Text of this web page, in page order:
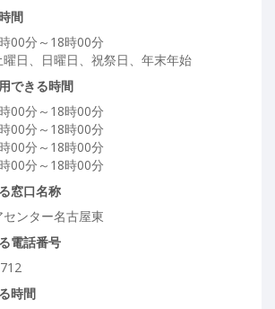
間
00分～18時00分
曜日、日曜日、祝祭日、年末年始
できる時間
00分～18時00分
00分～18時00分
00分～18時00分
00分～18時00分
窓口名称
ンター名古屋東
電話番号
時間